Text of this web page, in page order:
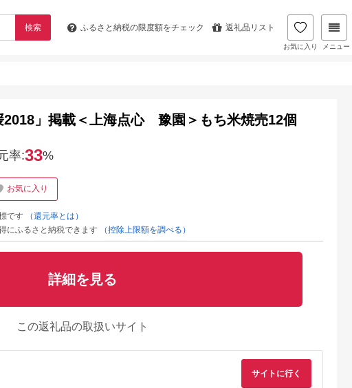
検索 ふるさと納税の限度額をチェック 返礼品リスト
お気に入り メニュー
2018」掲載＜上海点心 豫園＞もち米焼売12個
率:33%
お気に入り
です
（還元率とは）
にふるさと納税できます
（控除上限額を調べる）
詳細を見る
この返礼品の取扱いサイト
サイトに行く